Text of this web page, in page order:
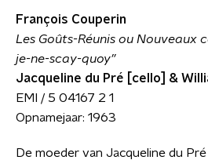
François Couperin
Les Goûts-Réunis ou Nouveaux
je-ne-scay-quoy”
Jacqueline du Pré [cello] &
EMI / 5 04167 2 1
Opnamejaar: 1963
De moeder van Jacqueline du